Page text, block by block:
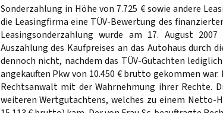
Sonderzahlung in Höhe von 7.725 € sowie andere
die Leasingfirma eine TÜV-Bewertung des
Leasingsonderzahlung wurde am 17. August
Auszahlung des Kaufpreises an das Autohaus durch
dennoch nicht, nachdem das TÜV-Gutachten
angekauften Pkw von 10.450 € brutto gekommen war.
Rechtsanwalt mit der Wahrnehmung ihrer Rechte.
weiteren Wertgutachtens, welches zu einem Netto-